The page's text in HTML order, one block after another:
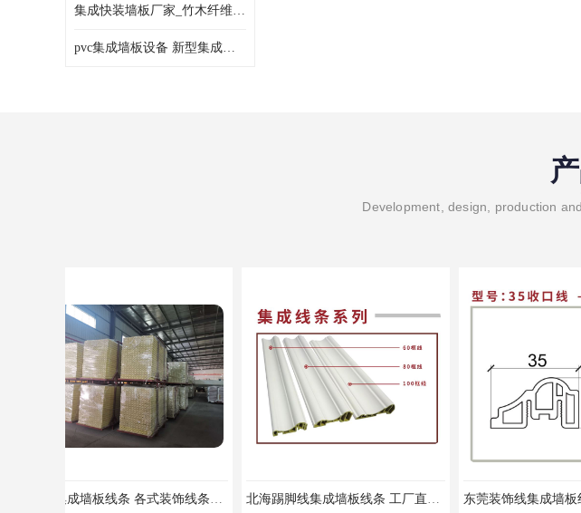
集成快装墙板厂家_竹木纤维护墙板厂家_竹木纤维集成墙板厂家
pvc集成墙板设备 新型集成墙板 厂家供应
Development, design, production
北海踢脚线集成墙板线条 工厂直销快速发货 东莞装饰线集成墙板线条 常用花色库存